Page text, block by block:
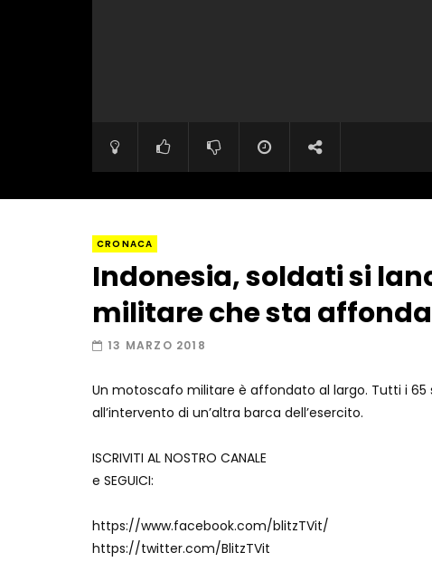
CRONACA
Indonesia, soldati si
militare che sta
13 MARZO 2018
Un motoscafo militare è affondato al largo. Tutti i 65
all’intervento di un’altra barca dell’esercito.
ISCRIVITI AL NOSTRO CANALE
e SEGUICI:
https://www.facebook.com/blitzTVit/
https://twitter.com/BlitzTVit